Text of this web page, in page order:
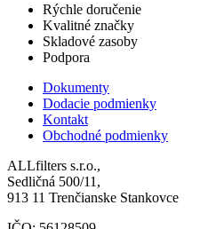
Rýchle doručenie
Kvalitné značky
Skladové zasoby
Podpora
Dokumenty
Dodacie podmienky
Kontakt
Obchodné podmienky
ALLfilters s.r.o.,
Sedličná 500/11,
913 11 Trenčianske Stankovce